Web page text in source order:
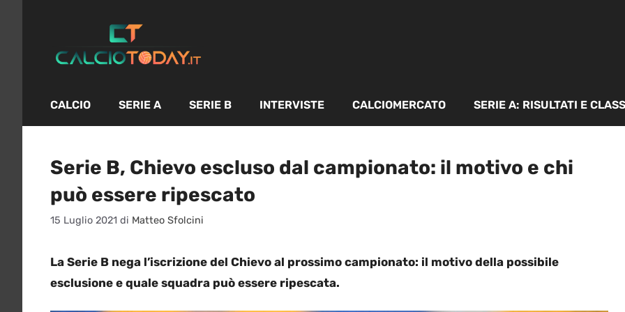
contenuto
CALCIO SERIE A SERIE B INTERVISTE CALCIOMERCATO SERIE A: RISULTATI E
Serie B, Chievo escluso dal campionato: il motivo e chi
può essere ripescato
15 Luglio 2021 di Matteo Sfolcini
La Serie B nega l’iscrizione del Chievo al prossimo campionato: il motivo della possibile
esclusione e quale squadra può essere ripescata.